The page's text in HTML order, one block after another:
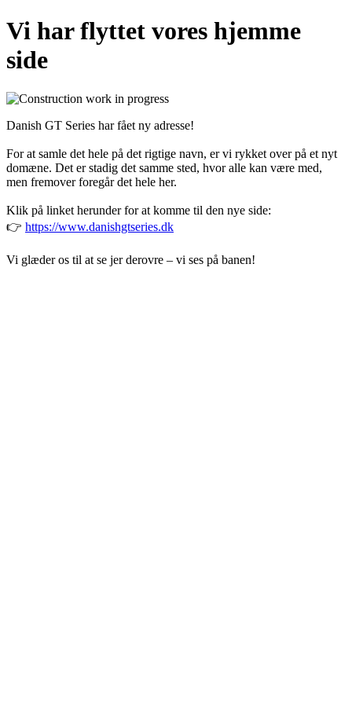
Vi har flyttet vores hjemme
side
Danish GT Series har fået ny adresse!
For at samle det hele på det rigtige navn, er vi rykket over på et nyt
domæne. Det er stadig det samme sted, hvor alle kan være med,
men fremover foregår det hele her.
Klik på linket herunder for at komme til den nye side:
👉 https://www.danishgtseries.dk
Vi glæder os til at se jer derovre – vi ses på banen!